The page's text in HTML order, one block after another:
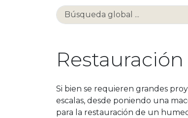
Si bien se requieren grandes
escalas, desde poniendo una
para la restauración de un